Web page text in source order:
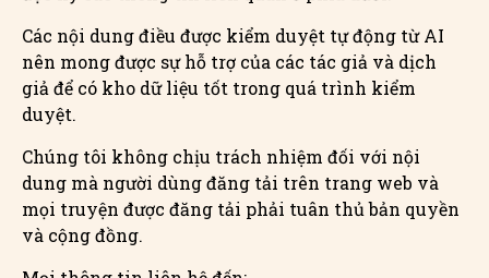
Các nội dung điều được kiểm duyệt tự động từ AI
nên mong được sự hỗ trợ của các tác giả và dịch
giả để có kho dữ liệu tốt trong quá trình kiểm
duyệt.
Chúng tôi không chịu trách nhiệm đối với nội
dung mà người dùng đăng tải trên trang web và
mọi truyện được đăng tải phải tuân thủ bản quyền
và cộng đồng.